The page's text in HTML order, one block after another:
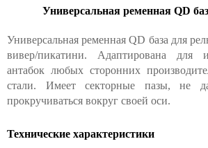
Универсальная ременная QD
Универсальная ременная QD база для
вивер/пикатини. Адаптирована для
антабок любых сторонних
стали. Имеет секторные пазы, не
прокручиваться вокруг своей оси.
Технические характеристики